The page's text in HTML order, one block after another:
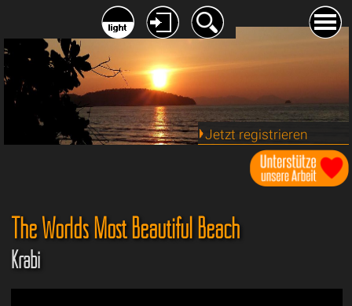
Jetzt registrieren
The Worlds Most Beautiful Beach
Krabi